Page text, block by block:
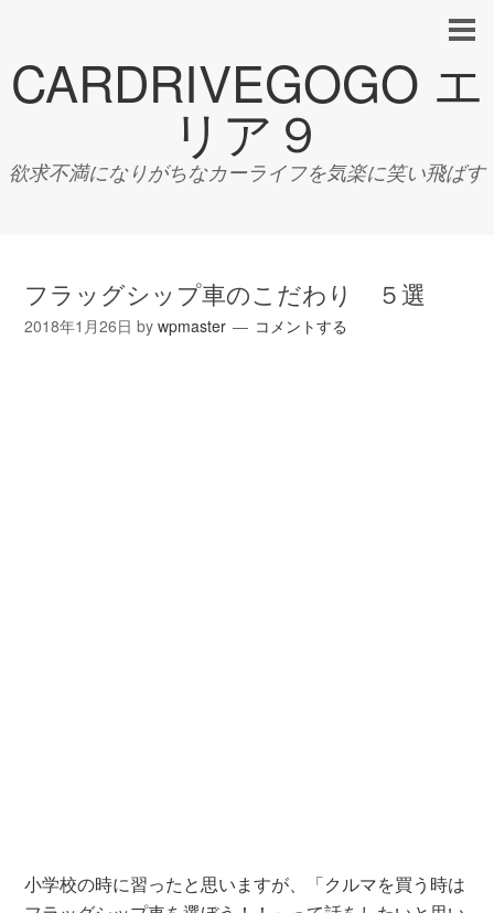
CARDRIVEGOGO エ
リア９
欲求不満になりがちなカーライフを気楽に笑い飛ばす
フラッグシップ車のこだわり ５選
2018年1月26日 bywpmaster コメントする
小学校の時に習ったと思いますが、「クルマを買う時は